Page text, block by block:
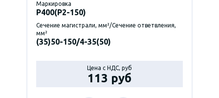
Маркировка
P400(Р2-150)
Сечение магистрали, мм²/Сечение ответвления,
мм²
(35)50-150/4-35(50)
Цена с НДС, руб
113 руб